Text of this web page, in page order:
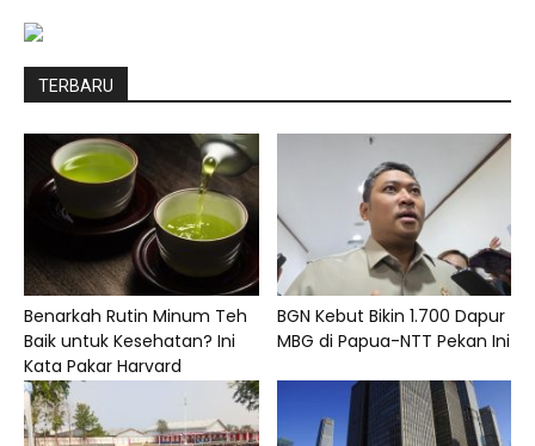
TERBARU
Benarkah Rutin Minum Teh
Baik untuk Kesehatan? Ini
Kata Pakar Harvard
BGN Kebut Bikin 1.700 Dapur
MBG di Papua-NTT Pekan Ini